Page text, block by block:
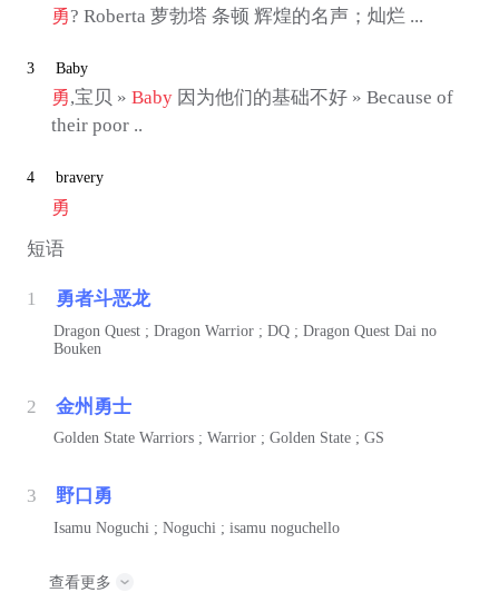
勇? Roberta 萝勃塔 条顿 辉煌的名声；灿烂 ...
3 Baby
勇,宝贝 » Baby因为他们的基础不好 » Because of
their poor ..
4 bravery
勇
短语
1 勇者斗恶龙
Dragon Quest ; Dragon Warrior ; DQ ; Dragon Quest Dai no
Bouken
2 金州勇士
Golden State Warriors ; Warrior ; Golden State ; GS
3 野口勇
Isamu Noguchi ; Noguchi ; isamu noguchello
查看更多